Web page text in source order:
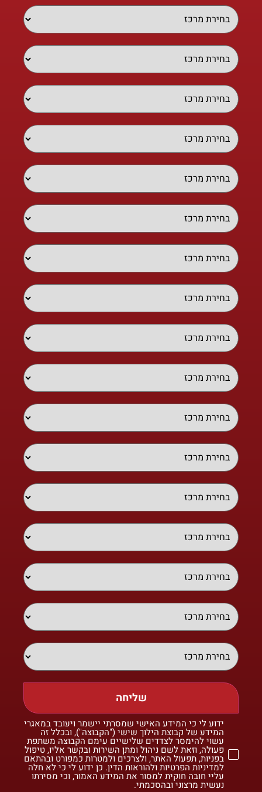
שליחה
ידוע לי כי המידע האישי שמסרתי יישמר ויעובד במאגרי
המידע של קבוצת הילוך שישי ("הקבוצה"), ובכלל זה
עשוי להימסר לצדדים שלישיים עימם הקבוצה משתפת
פעולה, וזאת לשם ניהול ומתן השירות ובקשר אליו, טיפול
בפניות, תפעול האתר, ולצרכים ולמטרות כמפורט ובהתאם
למדיניות הפרטיות ולהוראות הדין. כן ידוע לי כי לא חלה
עליי חובה חוקית למסור את המידע האמור, וכי מסירתו
נעשית מרצוני ובהסכמתי.